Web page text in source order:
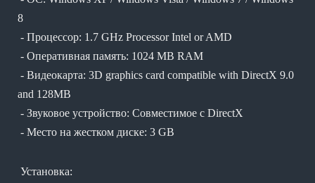
8
- Процессор: 1.7 GHz Processor Intel or AMD
- Оперативная память: 1024 MB RAM
- Видеокарта: 3D graphics card compatible with DirectX 9.0
and 128MB
- Звуковое устройство: Совместимое с DirectX
- Место на жестком диске: 3 GB
Установка: